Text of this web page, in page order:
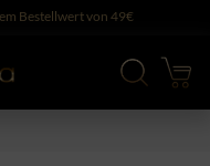
Bestellwert von 49€